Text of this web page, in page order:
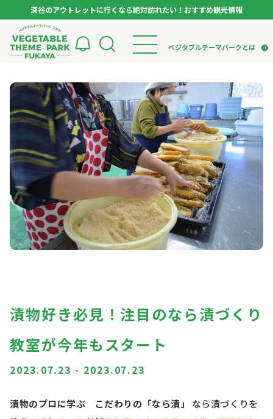
深谷のアウトレットに行くなら絶対訪れたい！おすすめ観光情報
ベジタブルテーマパークとは
検索
トップページ
モデルコース
スポット
イベント
体験
特集記事
ベジタブルテーマパークとは
VTPキャストミーティング
パートナー企業について
市長インタビュー
生産者インタビュー
アンバサダー
お役立ち情報
レシピ集
漬物好き必見！注目のなら漬づくり
教室が今年もスタート
2023.07.23 - 2023.07.23
漬物のプロに学ぶ こだわりの「なら漬」
なら漬づくりを